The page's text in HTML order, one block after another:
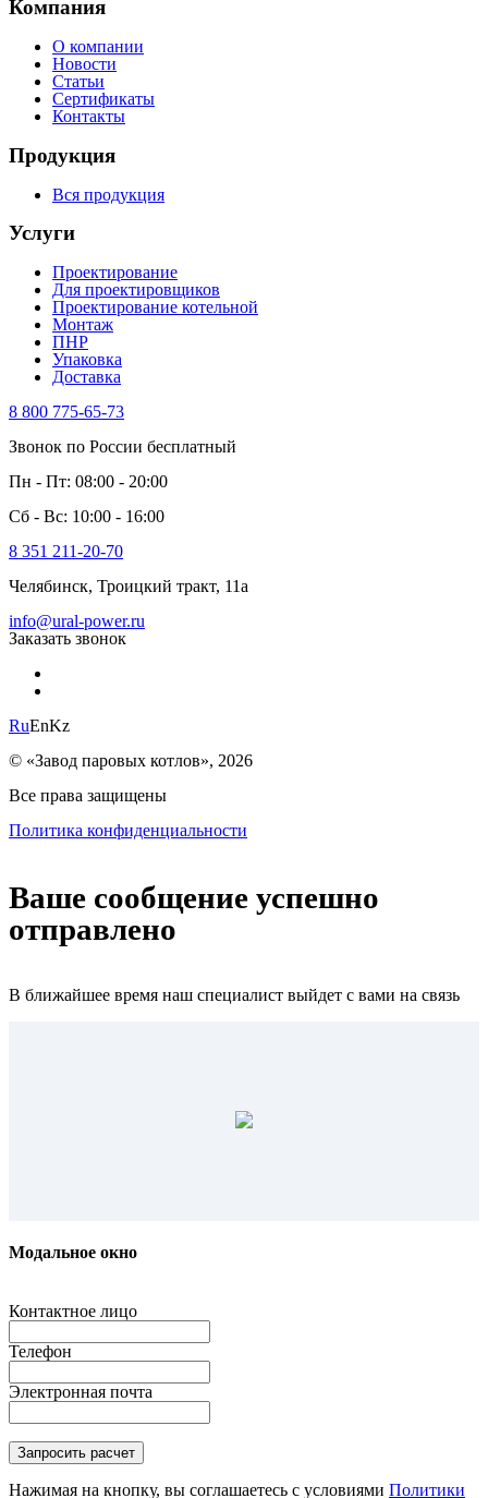
Компания
О компании
Новости
Статьи
Сертификаты
Контакты
Продукция
Вся продукция
Услуги
Проектирование
Для проектировщиков
Проектирование котельной
Монтаж
ПНР
Упаковка
Доставка
8 800 775-65-73
Звонок по России бесплатный
Пн - Пт: 08:00 - 20:00
Сб - Вс: 10:00 - 16:00
8 351 211-20-70
Челябинск, Троицкий тракт, 11а
info@ural-power.ru
Заказать звонок
RuEnKz
© «Завод паровых котлов», 2026
Все права защищены
Политика конфиденциальности
Ваше сообщение успешно
отправлено
В ближайшее время наш специалист выйдет с вами на связь
Модальное окно
Контактное лицо
Телефон
Электронная почта
Нажимая на кнопку, вы соглашаетесь с условиями Политики